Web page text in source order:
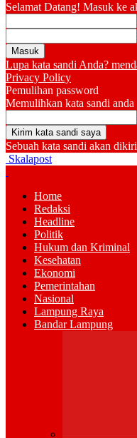
Selamat Datang! Masuk ke
Lupa kata sandi Anda?
Privacy Policy
Pemulihan password
Memulihkan kata sandi anda
Sebuah kata sandi akan
Skalapost
Home
Redaksi
Headline
Politik
Hukum dan Kriminal
Kesehatan
Ekonomi
Pemerintahan
Nasional
Lampung Raya
Bandar Lampung